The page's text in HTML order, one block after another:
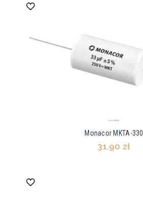
Monacor MKTA-330
31,90 zł